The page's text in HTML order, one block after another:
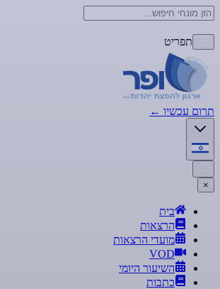
תפריט
תרום עכשיו ←
×
בית
הרצאות
מועדי הרצאות
VOD
השיעור היומי
כתבות